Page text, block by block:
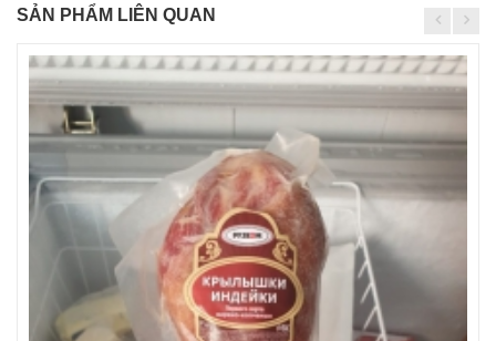
SẢN PHẨM LIÊN QUAN